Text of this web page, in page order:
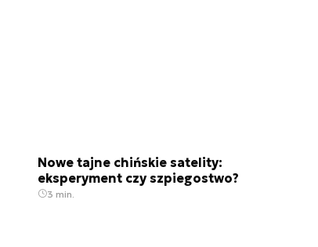
Nowe tajne chińskie satelity:
eksperyment czy szpiegostwo?
3 min.